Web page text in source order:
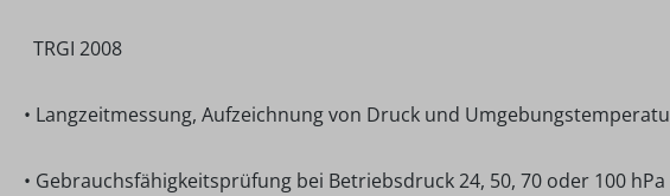
TRGI 2008
• Langzeitmessung, Aufzeichnung von Druck und
• Gebrauchsfähigkeitsprüfung bei Betriebsdruck 24, 50, 70 oder 100 hPa